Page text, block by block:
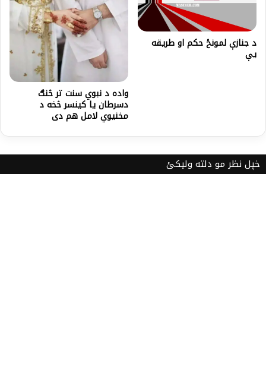
د جنازې لمونځ حکم او طریقه
یې
واده د نبوي سنت تر څنګ
دسرطان یا کینسر څخه د
مخنیوي لامل هم دی
خپل نظر مو دلته ولیکئ